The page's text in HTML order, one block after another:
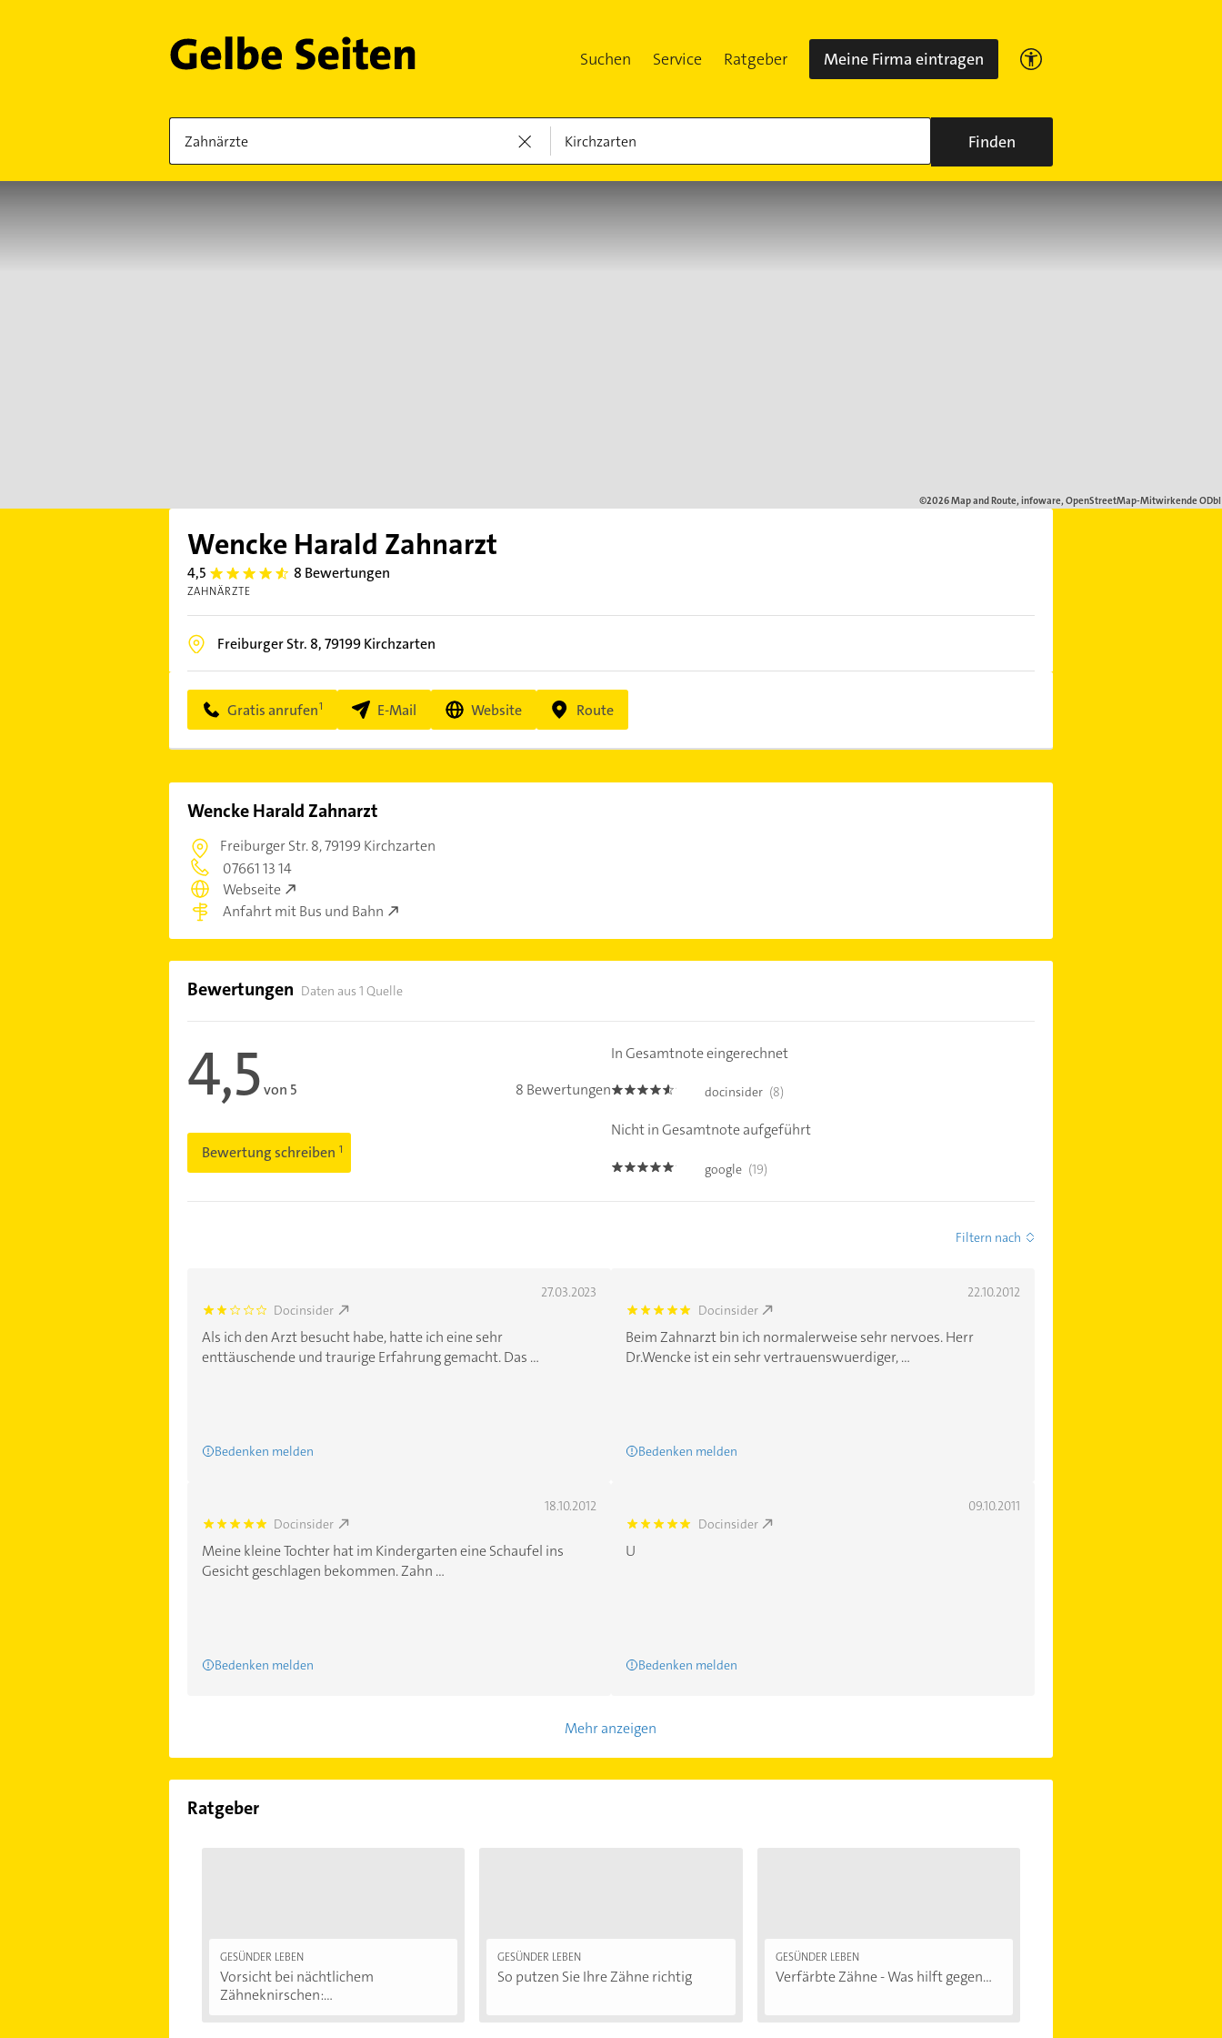
Suchen Service Ratgeber Meine Firma eintragen
Finden
Wencke Harald Zahnarzt
4,5 4.5 8 Bewertungen
ZAHNÄRZTE
Freiburger Str. 8,79199Kirchzarten
Gratis anrufen E-Mail Website Route
Wencke Harald Zahnarzt
Freiburger Str. 8,79199 Kirchzarten
07661 13 14
Webseite
Anfahrt mit Bus und Bahn
Bewertungen Daten aus 1 Quelle
4,5von 5 8 Bewertungen
Bewertung schreiben
In Gesamtnote eingerechnet
4.5 docinsider (8)
Nicht in Gesamtnote aufgeführt
4.9 google (19)
Filtern nach
27.03.2023
1.8000001 Docinsider
Als ich den Arzt besucht habe, hatte ich eine sehr
enttäuschende und traurige Erfahrung gemacht. Das ...
Bedenken melden
22.10.2012
5.0 Docinsider
Beim Zahnarzt bin ich normalerweise sehr nervoes. Herr
Dr.Wencke ist ein sehr vertrauenswuerdiger, ...
Bedenken melden
18.10.2012
5.0 Docinsider
Meine kleine Tochter hat im Kindergarten eine Schaufel ins
Gesicht geschlagen bekommen. Zahn ...
Bedenken melden
09.10.2011
5.0 Docinsider
U
Bedenken melden
Mehr anzeigen
Ratgeber
GESÜNDER LEBEN
Vorsicht bei nächtlichem
Zähneknirschen:...
GESÜNDER LEBEN
So putzen Sie Ihre Zähne richtig
GESÜNDER LEBEN
Verfärbte Zähne - Was hilft gegen...